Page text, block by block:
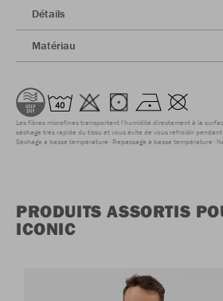
Détails
Matériau
Les fibres microfines transportent l'humidité directement à la
séchage très rapide du tissu et vous évite de vous refroidir
Séchage à basse température Repassage à basse température
PRODUITS ASSORTIS
ICONIC